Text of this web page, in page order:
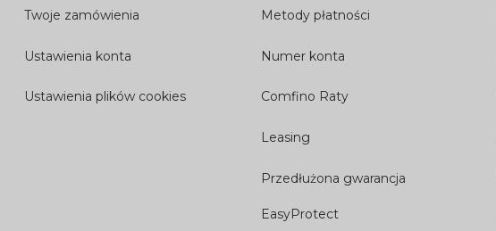
Twoje zamówienia
Ustawienia konta
Ustawienia plików cookies
Metody płatności
Numer konta
Comfino Raty
Leasing
Przedłużona gwarancja
EasyProtect